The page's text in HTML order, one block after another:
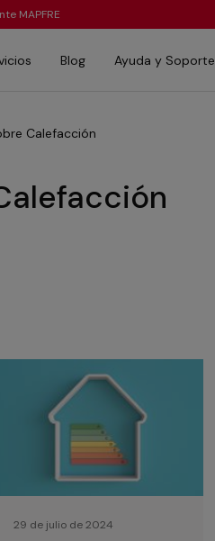
MAPFRE
Blog Ayuda y Soporte
Calefacción
29 de julio de 2024